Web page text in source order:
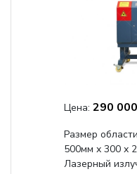
Цена: 290
Размер
500мм х 300 х
Лазерный